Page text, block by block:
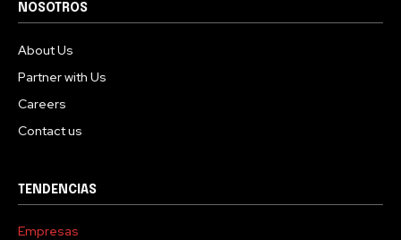
NOSOTROS
About Us
Partner with Us
Careers
Contact us
TENDENCIAS
Empresas